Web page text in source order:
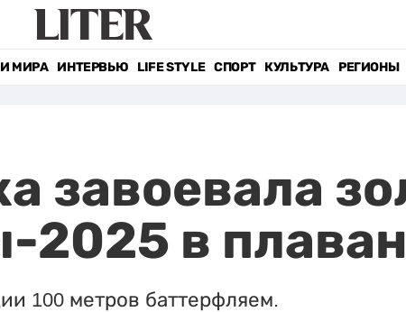
МИРА ИНТЕРВЬЮ LIFE STYLE СПОРТ КУЛЬТУРА РЕГИОНЫ
завоевала
2025 в
100 метров баттерфляем.